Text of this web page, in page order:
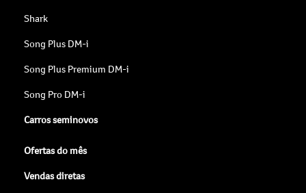
Shark
Song Plus DM-i
Song Plus Premium DM-i
Song Pro DM-i
Carros seminovos
Ofertas do mês
Vendas diretas